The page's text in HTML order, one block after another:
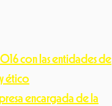
con las entidades de
ético
encargada de la